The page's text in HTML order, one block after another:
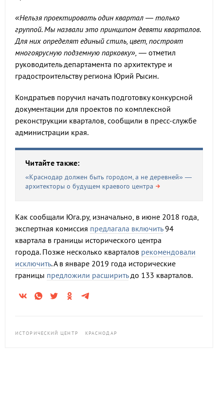
«Нельзя проектировать один квартал — только
группой. Мы назвали это принципом девяти кварталов.
Для них определят единый стиль, цвет, построят
многоярусную подземную парковку», — отметил
руководитель департамента по архитектуре и
градостроительству региона Юрий Рысин.
Кондратьев поручил начать подготовку конкурсной
документации для проектов по комплексной
реконструкции кварталов, сообщили в пресс-службе
администрации края.
Читайте также:
«Краснодар должен быть городом, а не деревней» —
архитекторы о будущем краевого центра
Как сообщали Юга.ру, изначально, в июне 2018 года,
экспертная комиссия предлагала включить94
квартала в границы исторического центра
города. Позже несколько кварталов рекомендовали
исключить. А в январе 2019 года исторические
границы предложили расширитьдо 133 кварталов.
ИСТОРИЧЕСКИЙ ЦЕНТР КРАСНОДАР